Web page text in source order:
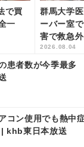
で買
一
群馬大学
ーバー室
害で救急
本放送
2026.08.04
患者数が今季最
コン使用でも熱中
khb東日本放送